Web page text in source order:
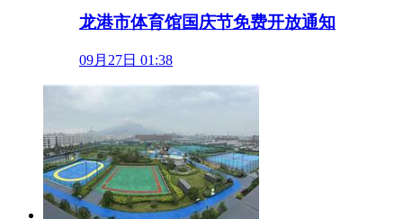
龙港市体育馆国庆节免费开放通知
09月27日 01:38